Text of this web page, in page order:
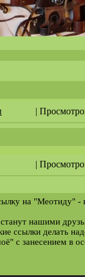
|
|
на "Меотиду" -
станут нашими
ссылки делать
с занесением в